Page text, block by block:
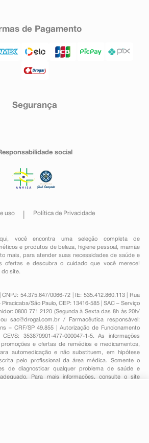
de Pagamento
Segurança
social
uso Política de Privacidade
você encontra uma seleção completa de
e produtos de beleza, higiene pessoal ,mamãe
mais, para atender suas necessidades de saúde e
ofertas e descubra o cuidado que você merece!
do site.
CNPJ: 54.375.647/0066-72 | IE: 535.412.860.113 | Rua
São Paulo, CEP: 13416-585 | SAC – Serviço
0800 771 2120 (Segunda à Sexta das 8h às 20h/
sac@drogal.com.br/ Farmacêutica responsável:
– CRF/SP 49.855 | Autorização de Funcionamento
353870901-477-000047-1-5. As informações
e ofertas de remédios e medicamentos,
automedicação e não substituem, em hipótese
pelo profissional da área médica. Somente o
de diagnosticar qualquer problema de saúde e
Para mais informações, consulte o site